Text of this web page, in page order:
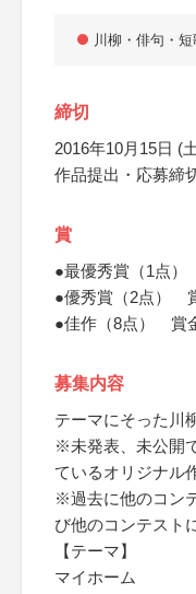
川柳・俳句・短
締切
2016年10月15日 (
作品提出・応募締
賞
●最優秀賞（1点
●優秀賞（2点）
●佳作（8点） 賞
募集内容
テーマにそった川
※未発表、未公開
ているオリジナル
※過去に他のコン
び他のコンテスト
【テーマ】
マイホーム